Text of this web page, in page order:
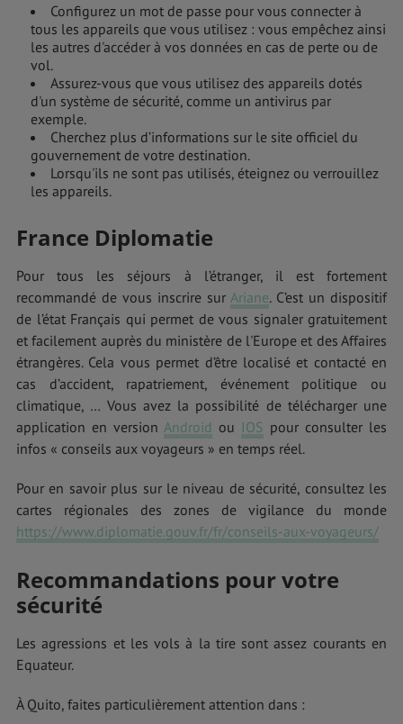
Configurez un mot de passe pour vous connecter à
tous les appareils que vous utilisez : vous empêchez ainsi
les autres d'accéder à vos données en cas de perte ou de
vol.
Assurez-vous que vous utilisez des appareils dotés
d'un système de sécurité, comme un antivirus par
exemple.
Cherchez plus d’informations sur le site officiel du
gouvernement de votre destination.
Lorsqu'ils ne sont pas utilisés, éteignez ou verrouillez
les appareils.
France Diplomatie
Pour tous les séjours à l’étranger, il est fortement
recommandé de vous inscrire sur Ariane. C’est un dispositif
de l’état Français qui permet de vous signaler gratuitement
et facilement auprès du ministère de l'Europe et des Affaires
étrangères. Cela vous permet d’être localisé et contacté en
cas d’accident, rapatriement, événement politique ou
climatique, … Vous avez la possibilité de télécharger une
application en version Android ou IOS pour consulter les
infos « conseils aux voyageurs » en temps réel.
Pour en savoir plus sur le niveau de sécurité, consultez les
cartes régionales des zones de vigilance du monde
https://www.diplomatie.gouv.fr/fr/conseils-aux-voyageurs/
Recommandations pour votre
sécurité
Les agressions et les vols à la tire sont assez courants en
Equateur.
À Quito, faites particulièrement attention dans :